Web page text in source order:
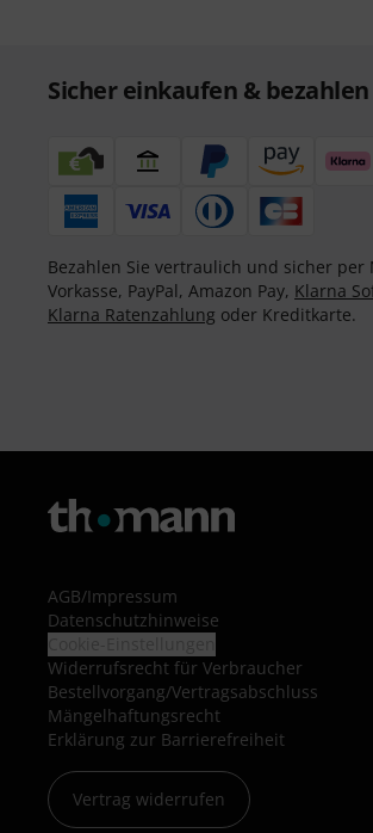
Sicher einkaufen & bezahlen
Bezahlen Sie vertraulich und sicher per
Vorkasse, PayPal, Amazon Pay, Klarna
Klarna Ratenzahlung oder Kreditkarte.
AGB/Impressum
Datenschutzhinweise
Widerrufsrecht für Verbraucher
Bestellvorgang/Vertragsabschluss
Mängelhaftungsrecht
Erklärung zur Barrierefreiheit
Vertrag widerrufen